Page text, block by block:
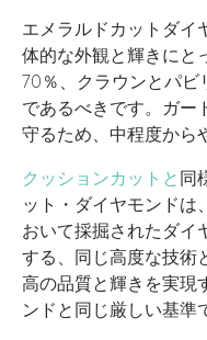
エメラルドカットダイ
体的な外観と輝きにと
70％、クラウンとパ
であるべきです。ガー
守るため、中程度から
クッションカットと同
ット・ダイヤモンドは
おいて採掘されたダイ
する、同じ高度な技術
高の品質と輝きを実現
ンドと同じ厳しい基準